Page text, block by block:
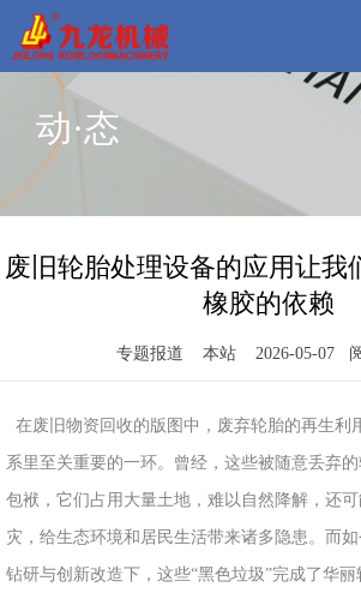
案
产
场
动
态
联
系
郑
动·态
废旧轮胎处理设备的应用让我
橡胶的依赖
专题报道 本站 2026-05-07
在废旧物资回收的版图中，废弃轮胎的再生利
系里至关重要的一环。曾经，这些被随意丢弃
包袱，它们占用大量土地，难以自然降解，还
灾，给生态环境和居民生活带来诸多隐患。而
钻研与创新改造下，这些“黑色垃圾”完成了华